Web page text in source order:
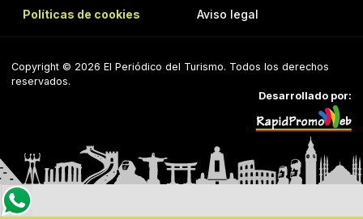
Políticas de cookies
Aviso legal
Copyright © 2026 El Periódico del Turismo. Todos los derechos
reservados.
Desarrollado por: